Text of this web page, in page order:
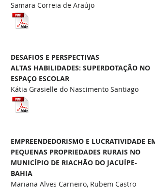
Samara Correia de Araújo
Kátia Grasielle do Nascimento Santiago
DESAFIOS E PERSPECTIVAS
ALTAS HABILIDADES: SUPERDOTAÇÃO NO
ESPAÇO ESCOLAR
Mariana Alves Carneiro, Rubem Castro
EMPREENDEDORISMO E LUCRATIVIDADE EM
PEQUENAS PROPRIEDADES RURAIS NO
MUNICÍPIO DE RIACHÃO DO JACUÍPE-
BAHIA